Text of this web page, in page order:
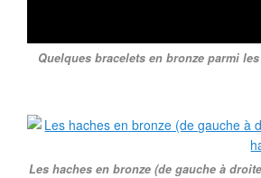
Quelques bracelets en bronze parmi
Les haches en bronze (de gauche à